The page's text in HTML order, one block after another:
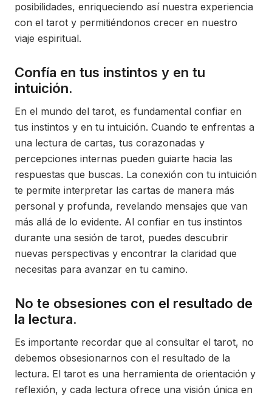
posibilidades, enriqueciendo así nuestra experiencia
con el tarot y permitiéndonos crecer en nuestro
viaje espiritual.
Confía en tus instintos y en tu
intuición.
En el mundo del tarot, es fundamental confiar en
tus instintos y en tu intuición. Cuando te enfrentas a
una lectura de cartas, tus corazonadas y
percepciones internas pueden guiarte hacia las
respuestas que buscas. La conexión con tu intuición
te permite interpretar las cartas de manera más
personal y profunda, revelando mensajes que van
más allá de lo evidente. Al confiar en tus instintos
durante una sesión de tarot, puedes descubrir
nuevas perspectivas y encontrar la claridad que
necesitas para avanzar en tu camino.
No te obsesiones con el resultado de
la lectura.
Es importante recordar que al consultar el tarot, no
debemos obsesionarnos con el resultado de la
lectura. El tarot es una herramienta de orientación y
reflexión, y cada lectura ofrece una visión única en